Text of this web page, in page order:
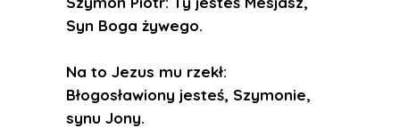
Syn Boga żywego.
Na to Jezus mu rzekł:
Błogosławiony jesteś, Szymonie,
synu Jony.